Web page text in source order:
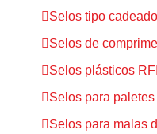
Selos tipo cadeado
Selos de
Selos plásticos
Selos para paletes
Selos para malas